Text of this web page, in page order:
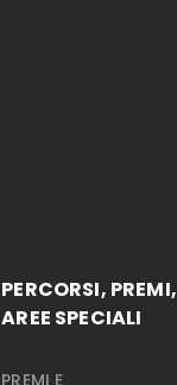
PERCORSI, PREMI,
AREE SPECIALI